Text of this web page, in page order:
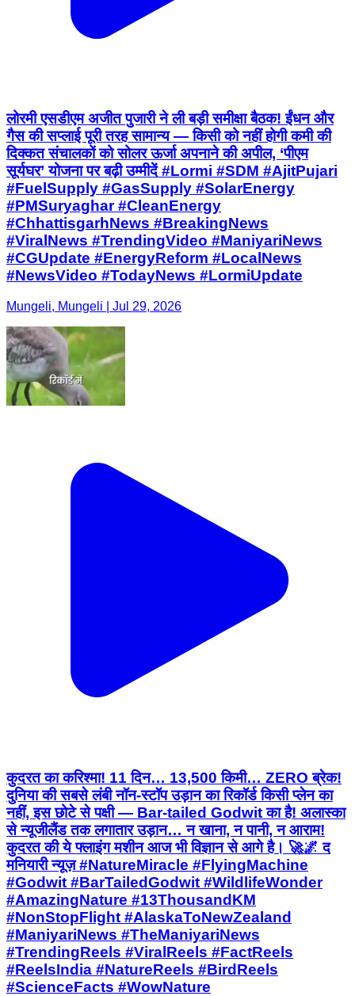
लोरमी एसडीएम अजीत पुजारी ने ली बड़ी समीक्षा बैठक! ईंधन और
गैस की सप्लाई पूरी तरह सामान्य — किसी को नहीं होगी कमी की
दिक्कत संचालकों को सोलर ऊर्जा अपनाने की अपील, ‘पीएम
सूर्यघर’ योजना पर बढ़ी उम्मीदें #Lormi #SDM #AjitPujari
#FuelSupply #GasSupply #SolarEnergy
#PMSuryaghar #CleanEnergy
#ChhattisgarhNews #BreakingNews
#ViralNews #TrendingVideo #ManiyariNews
#CGUpdate #EnergyReform #LocalNews
#NewsVideo #TodayNews #LormiUpdate
Mungeli, Mungeli | Jul 29, 2026
कुदरत का करिश्मा! 11 दिन… 13,500 किमी… ZERO ब्रेक!
दुनिया की सबसे लंबी नॉन-स्टॉप उड़ान का रिकॉर्ड किसी प्लेन का
नहीं, इस छोटे से पक्षी — Bar-tailed Godwit का है! अलास्का
से न्यूजीलैंड तक लगातार उड़ान… न खाना, न पानी, न आराम!
कुदरत की ये फ्लाइंग मशीन आज भी विज्ञान से आगे है। 🚀🌌 द
मनियारी न्यूज़ #NatureMiracle #FlyingMachine
#Godwit #BarTailedGodwit #WildlifeWonder
#AmazingNature #13ThousandKM
#NonStopFlight #AlaskaToNewZealand
#ManiyariNews #TheManiyariNews
#TrendingReels #ViralReels #FactReels
#ReelsIndia #NatureReels #BirdReels
#ScienceFacts #WowNature